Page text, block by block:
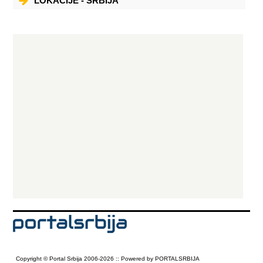
Copyright © Portal Srbija 2006-2026 :: Powered by PORTALSRBIJA